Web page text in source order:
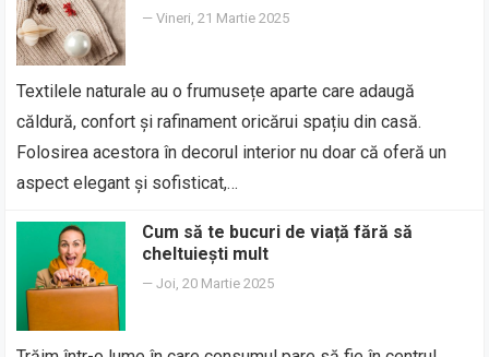
—Vineri, 21 Martie 2025
Textilele naturale au o frumusețe aparte care adaugă
căldură, confort și rafinament oricărui spațiu din casă.
Folosirea acestora în decorul interior nu doar că oferă un
aspect elegant și sofisticat,…
Cum să te bucuri de viață fără să
cheltuiești mult
—Joi, 20 Martie 2025